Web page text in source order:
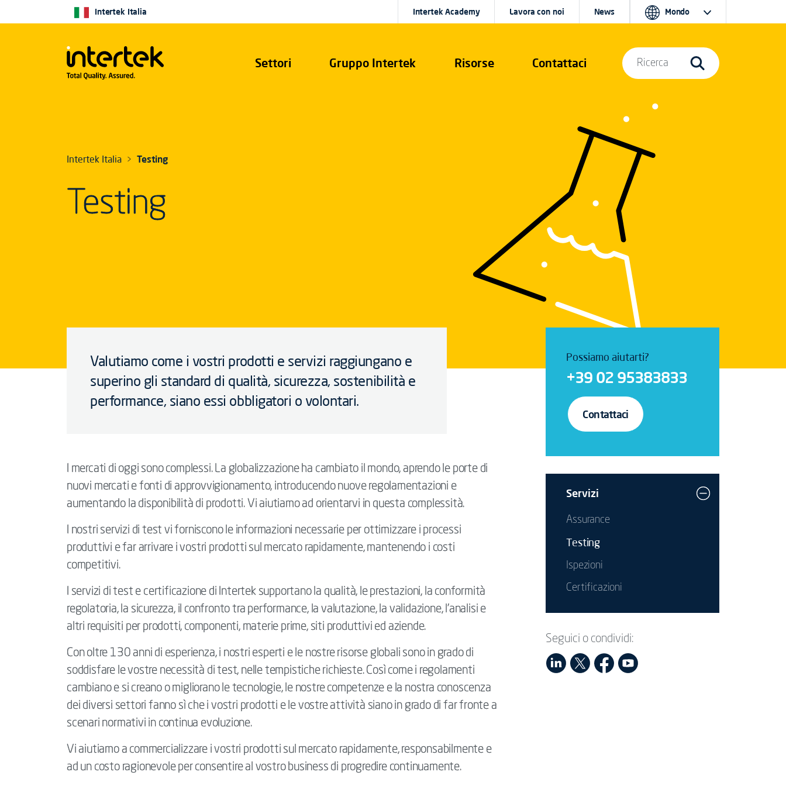
Settori Gruppo Intertek Risorse Contattaci
Intertek Italia Intertek Academy Lavora con noi News Mondo
Ricerca
Intertek Italia Testing
Testing
Valutiamo come i vostri prodotti e servizi raggiungano e
superino gli standard di qualità, sicurezza, sostenibilità e
performance, siano essi obbligatori o volontari.
I mercati di oggi sono complessi. La globalizzazione ha cambiato il mondo, aprendo le porte di
nuovi mercati e fonti di approvvigionamento, introducendo nuove regolamentazioni e
aumentando la disponibilità di prodotti. Vi aiutiamo ad orientarvi in questa complessità.
I nostri servizi di test vi forniscono le informazioni necessarie per ottimizzare i processi
produttivi e far arrivare i vostri prodotti sul mercato rapidamente, mantenendo i costi
competitivi.
I servizi di test e certificazione di Intertek supportano la qualità, le prestazioni, la conformità
regolatoria, la sicurezza, il confronto tra performance, la valutazione, la validazione, l’analisi e
altri requisiti per prodotti, componenti, materie prime, siti produttivi ed aziende.
Con oltre 130 anni di esperienza, i nostri esperti e le nostre risorse globali sono in grado di
soddisfare le vostre necessità di test, nelle tempistiche richieste. Così come i regolamenti
cambiano e si creano o migliorano le tecnologie, le nostre competenze e la nostra conoscenza
dei diversi settori fanno sì che i vostri prodotti e le vostre attività siano in grado di far fronte a
scenari normativi in continua evoluzione.
Vi aiutiamo a commercializzare i vostri prodotti sul mercato rapidamente, responsabilmente e
ad un costo ragionevole per consentire al vostro business di progredire continuamente.
Possiamo aiutarti?
+39 02 95383833
Contattaci
Servizi
Assurance
Testing
Ispezioni
Certificazioni
Seguici o condividi: